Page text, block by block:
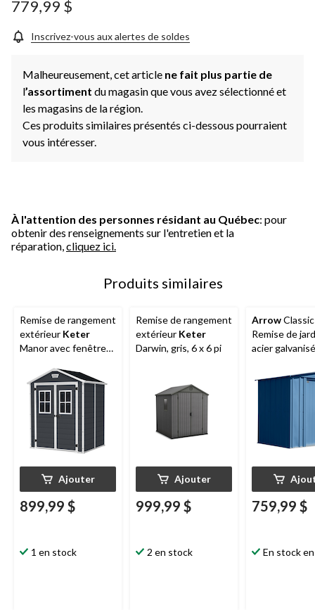
779,99 $
Inscrivez-vous aux alertes de soldes
Malheureusement, cet article ne fait plus partie de
l’assortiment du magasin que vous avez sélectionné et
les magasins de la région.
Ces produits similaires présentés ci-dessous pourraient
vous intéresser.
À l'attention des personnes résidant au Québec: pour
obtenir des renseignements sur l'entretien et la
réparation, cliquez ici.
Produits similaires
Remise de rangement
extérieur Keter
Manor avec fenêtre
Ajouter
899,99 $
1 en stock
Remise de rangement
extérieur Keter
Darwin, gris, 6 x 6 pi
Ajouter
999,99 $
2 en stock
Arrow
Remise de
acier
759,99 $
En stock